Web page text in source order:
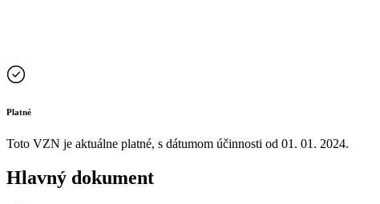
Platné
Toto VZN je aktuálne platné, s dátumom účinnosti od 01. 01. 2024.
Hlavný dokument